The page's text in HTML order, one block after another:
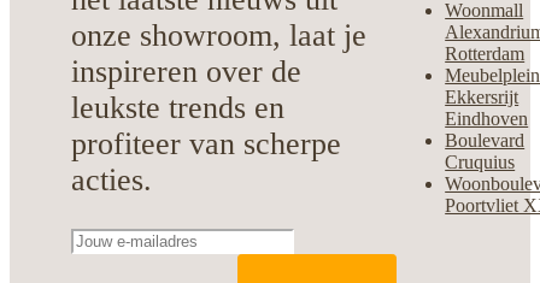
onze showroom, laat je
inspireren over de
leukste trends en
profiteer van scherpe
acties.
Woonmall
Rotterdam
Meubelplein
Ekkersrijt
Eindhoven
Boulevard
Cruquius
Poortvliet